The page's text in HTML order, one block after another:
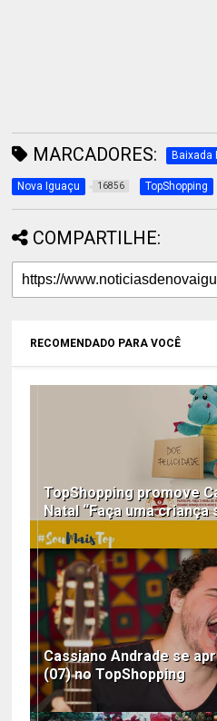
MARCADORES: Baixada
Nova Iguaçu 16856 TopShopping
COMPARTILHE:
RECOMENDADO PARA VOCÊ
TopShopping promove
Natal “Faça uma criança
Cassiano Andrade se
(07) no TopShopping